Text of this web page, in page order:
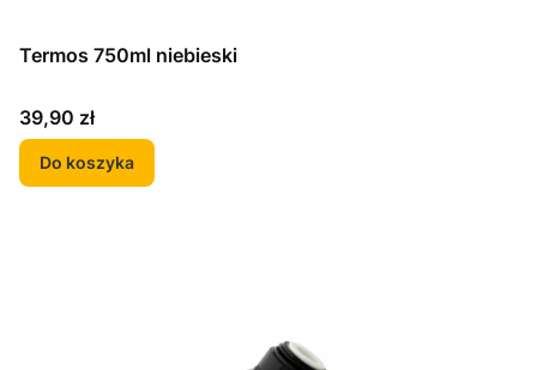
Termos 750ml niebieski
Cena
39,90 zł
Do koszyka